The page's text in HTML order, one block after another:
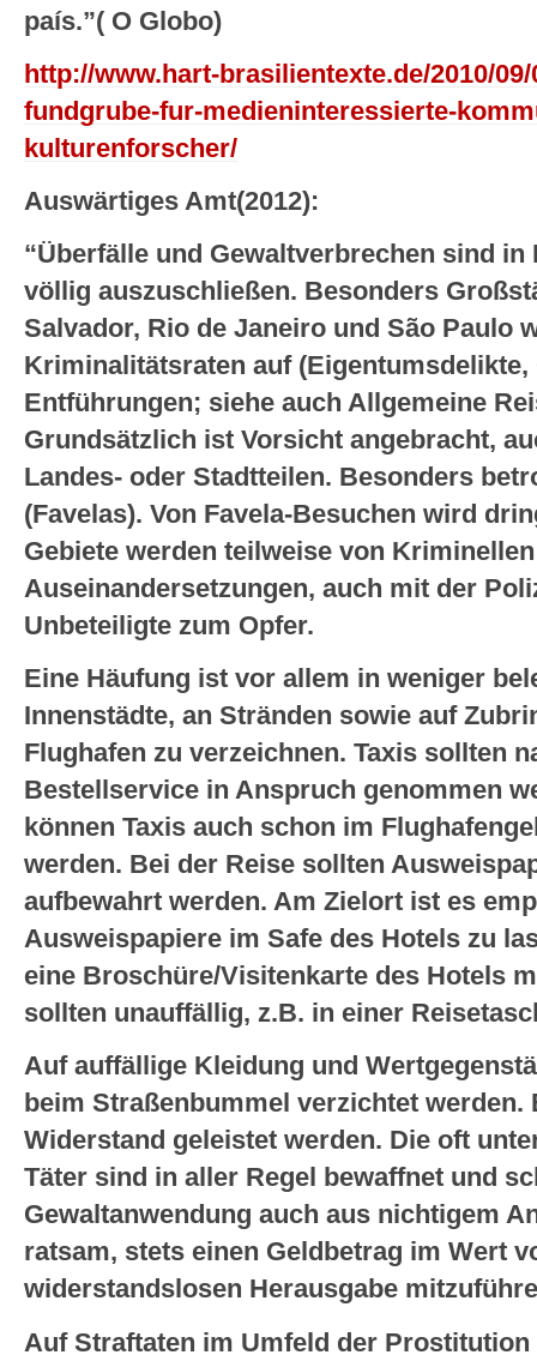
país.”( O Globo)
http://www.hart-brasilientexte.de/2010/
fundgrube-fur-medieninteressierte-
kulturenforscher/
Auswärtiges Amt(2012):
“Überfälle und Gewaltverbrechen sind
völlig auszuschließen. Besonders
Salvador, Rio de Janeiro und São Paulo
Kriminalitätsraten auf (Eigentumsdelikte,
Entführungen; siehe auch Allgemeine
Grundsätzlich ist Vorsicht angebracht,
Landes- oder Stadtteilen. Besonders
(Favelas). Von Favela-Besuchen wird
Gebiete werden teilweise von
Auseinandersetzungen, auch mit der
Unbeteiligte zum Opfer.
Eine Häufung ist vor allem in weniger
Innenstädte, an Stränden sowie auf
Flughafen zu verzeichnen. Taxis sollten
Bestellservice in Anspruch genommen
können Taxis auch schon im
werden. Bei der Reise sollten
aufbewahrt werden. Am Zielort ist es
Ausweispapiere im Safe des Hotels zu
eine Broschüre/Visitenkarte des Hotels
sollten unauffällig, z.B. in einer
Auf auffällige Kleidung und
beim Straßenbummel verzichtet
Widerstand geleistet werden. Die oft
Täter sind in aller Regel bewaffnet und
Gewaltanwendung auch aus nichtigem
ratsam, stets einen Geldbetrag im Wert
widerstandslosen Herausgabe
Auf Straftaten im Umfeld der